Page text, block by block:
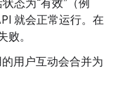
态为“有效”（例
就会正常运行。在
。
用户互动会合并为